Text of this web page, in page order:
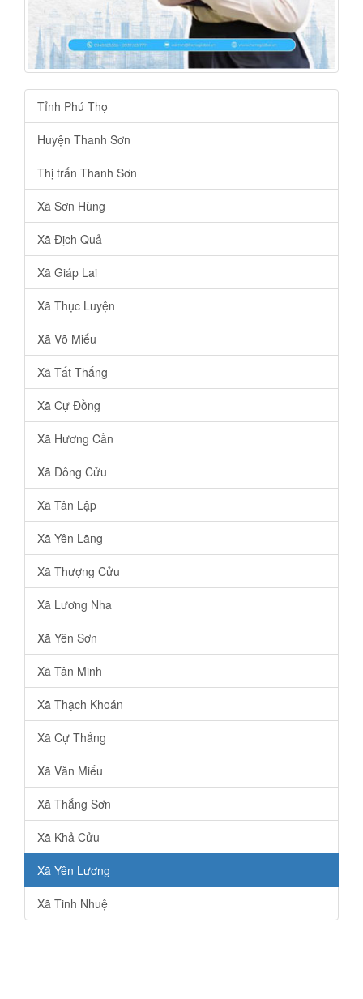
Tỉnh Phú Thọ
Huyện Thanh Sơn
Thị trấn Thanh Sơn
Xã Sơn Hùng
Xã Địch Quả
Xã Giáp Lai
Xã Thục Luyện
Xã Võ Miếu
Xã Tất Thắng
Xã Cự Đồng
Xã Hương Cần
Xã Đông Cửu
Xã Tân Lập
Xã Yên Lãng
Xã Thượng Cửu
Xã Lương Nha
Xã Yên Sơn
Xã Tân Minh
Xã Thạch Khoán
Xã Cự Thắng
Xã Văn Miếu
Xã Thắng Sơn
Xã Khả Cửu
Xã Yên Lương
Xã Tinh Nhuệ